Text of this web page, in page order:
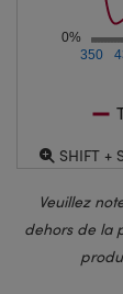
350
0%
SHIFT +
Veuillez
dehors de la